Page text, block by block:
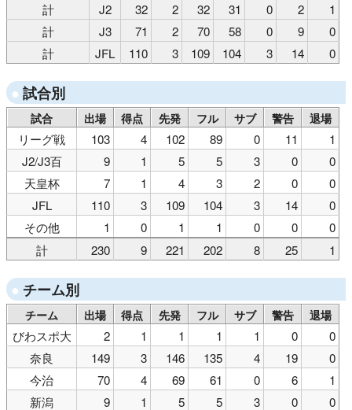
計
J2 32 2 32 31 0 2
1
計
J3 71 2 70 58 0 9
0
計
JFL 110 3 109 104 3 14 0
試合別
試合 出場 得点 先発 フル サブ 警告 退場
リーグ戦 103 4 102 89 0 11
1
J2/J3百
9 1 5 5 3 0
0
天皇杯
7 1 4 3 2 0
0
JFL
110 3 109 104 3 14
0
その他
1 0 1 1 0 0
0
計
230 9 221 202 8 25 1
チーム別
チーム 出場 得点 先発 フル サブ 警告 退場
びわスポ大 2 1 1 1 1 0
0
奈良
149 3 146 135 4 19
0
今治
70 4 69 61 0 6
1
新潟
9 1 5 5 3 0
0